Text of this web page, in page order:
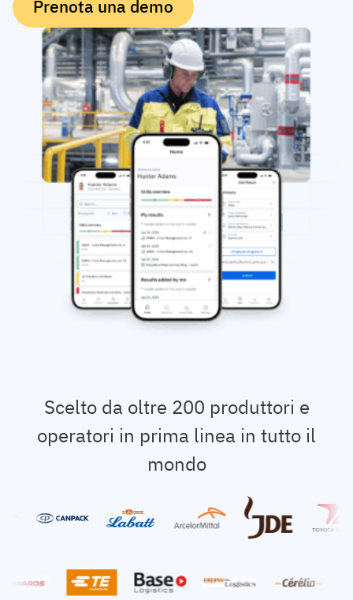
Analisi del gap di competenze
Efficacia della formazione
Dashboard di conformità
Previsioni e tendenze
Vista
19 marzo 2026
Smetti di rincorrere, inizia ad automatizzare
con AG5 Workflows
Prenota una demo
Scelto da oltre 200 produttori e
operatori in prima linea in tutto il
mondo